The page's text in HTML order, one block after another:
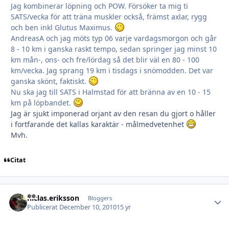
Jag kombinerar löpning och POW. Försöker ta mig ti
SATS/vecka för att träna muskler också, främst axlar, rygg
och ben inkl Glutus Maximus.
AndreasA och jag möts typ 06 varje vardagsmorgon och går
8 - 10 km i ganska raskt tempo, sedan springer jag minst 10
km mån-, ons- och fre/lördag så det blir väl en 80 - 100
km/vecka. Jag sprang 19 km i tisdags i snömodden. Det var
ganska skönt, faktiskt.
Nu ska jag till SATS i Halmstad för att bränna av en 10 - 15
km på löpbandet.
Jag är sjukt imponerad orjant av den resan du gjort o håller
i fortfarande det kallas karaktär - målmedvetenhet
Mvh.
Citat
niclas.eriksson Bloggers
Publicerat December 10, 201015 yr